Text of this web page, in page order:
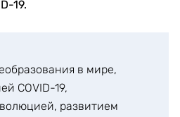
19.
в мире,
COVID-19,
развитием